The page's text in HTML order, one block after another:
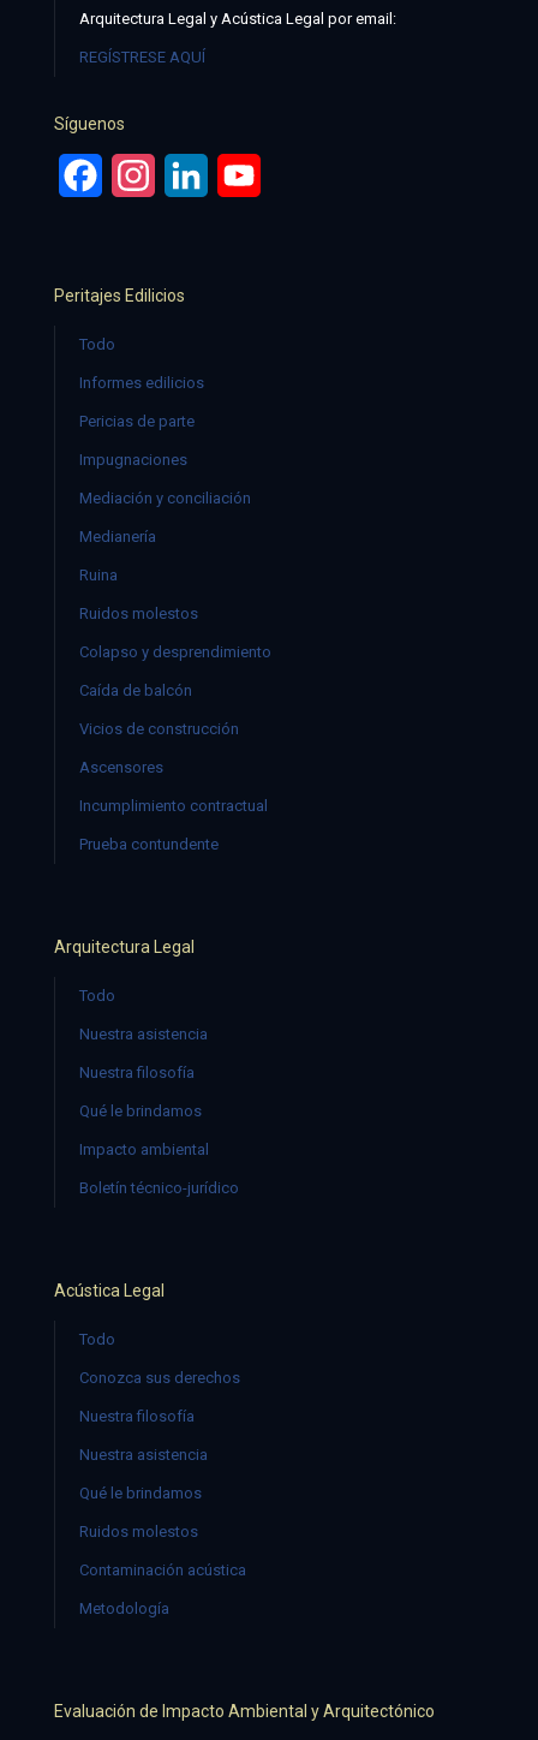
Arquitectura Legal y Acústica Legal por email:
REGÍSTRESE AQUÍ
Síguenos
FacebookInstagramLinkedIn
Peritajes Edilicios
Todo
Informes edilicios
Pericias de parte
Impugnaciones
Mediación y conciliación
Medianería
Ruina
Ruidos molestos
Colapso y desprendimiento
Caída de balcón
Vicios de construcción
Ascensores
Incumplimiento contractual
Prueba contundente
Arquitectura Legal
Todo
Nuestra asistencia
Nuestra filosofía
Qué le brindamos
Impacto ambiental
Boletín técnico-jurídico
Acústica Legal
Todo
Conozca sus derechos
Nuestra filosofía
Nuestra asistencia
Qué le brindamos
Ruidos molestos
Contaminación acústica
Metodología
Evaluación de Impacto Ambiental y Arquitectónico